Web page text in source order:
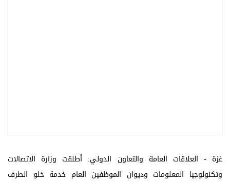
غزة - العلاقات العامة والتعاون الدولي: أطلقت وزارة الاتصالات
وتكنولوجيا المعلومات وديوان الموظفين العام خدمة خلو الطرف